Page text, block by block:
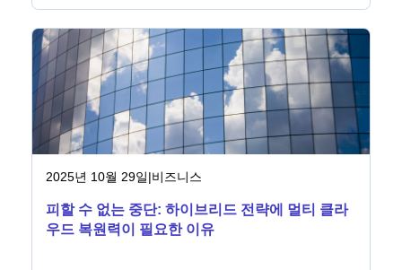
2025년 10월 29일|비즈니스
피할 수 없는 중단: 하이브리드 전략에 멀티 클라
우드 복원력이 필요한 이유